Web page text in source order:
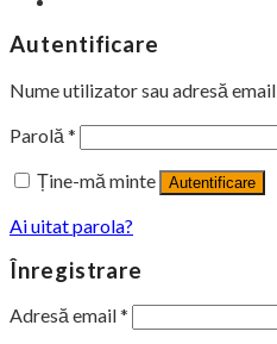
Autentificare
Nume utilizator sau adresă email
Parolă *
Ține-mă minte
Autentificare
Ai uitat parola?
Înregistrare
Adresă email*